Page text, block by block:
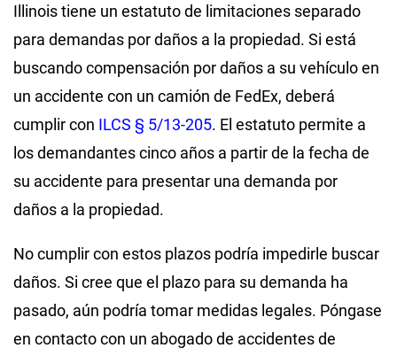
Illinois tiene un estatuto de limitaciones separado
para demandas por daños a la propiedad. Si está
buscando compensación por daños a su vehículo en
un accidente con un camión de FedEx, deberá
cumplir con ILCS § 5/13-205. El estatuto permite a
los demandantes cinco años a partir de la fecha de
su accidente para presentar una demanda por
daños a la propiedad.
No cumplir con estos plazos podría impedirle buscar
daños. Si cree que el plazo para su demanda ha
pasado, aún podría tomar medidas legales. Póngase
en contacto con un abogado de accidentes de